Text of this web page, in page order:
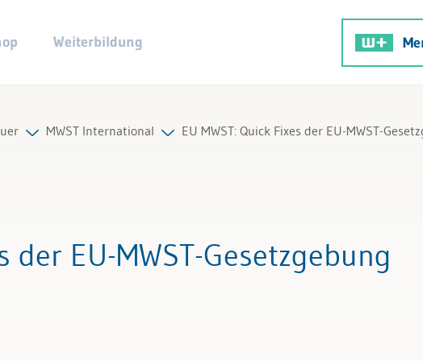
Weiterbildung
MWST International
Alle Fachexperten
EU MWST: Quick Fixes der EU-MWST-
der EU-MWST-Gesetzgebung